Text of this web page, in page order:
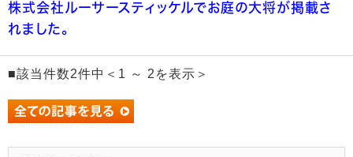
株式会社ルーサースティッケルでお庭の大将が掲載さ
れました。
■該当件数2件中＜1 ～ 2を表示＞